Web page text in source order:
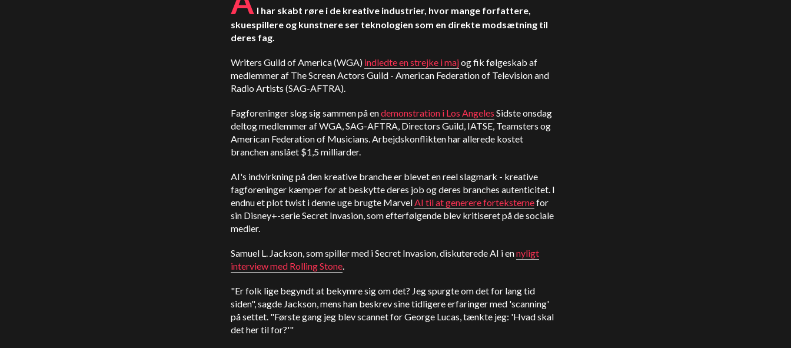
I har skabt røre i de kreative industrier, hvor mange forfattere,
skuespillere og kunstnere ser teknologien som en direkte modsætning til
deres fag.
Writers Guild of America (WGA) indledte en strejke i majog fik følgeskab af
medlemmer af The Screen Actors Guild - American Federation of Television and
Radio Artists (SAG-AFTRA).
Fagforeninger slog sig sammen på endemonstration i Los Angeles Sidste onsdag
deltog medlemmer af WGA, SAG-AFTRA, Directors Guild, IATSE, Teamsters og
American Federation of Musicians. Arbejdskonflikten har allerede kostet
branchen anslået $1,5 milliarder.
AI's indvirkning på den kreative branche er blevet en reel slagmark - kreative
fagforeninger kæmper for at beskytte deres job og deres branches autenticitet. I
endnu et plot twist i denne uge brugte MarvelAI til at generere forteksternefor
sin Disney+-serie Secret Invasion, som efterfølgende blev kritiseret på de sociale
medier.
Samuel L. Jackson, som spiller med i Secret Invasion, diskuterede AI i ennyligt
interview med Rolling Stone.
"Er folk lige begyndt at bekymre sig om det? Jeg spurgte om det for lang tid
siden", sagde Jackson, mens han beskrev sine tidligere erfaringer med 'scanning'
på settet. "Første gang jeg blev scannet for George Lucas, tænkte jeg: 'Hvad skal
det her til for?'"